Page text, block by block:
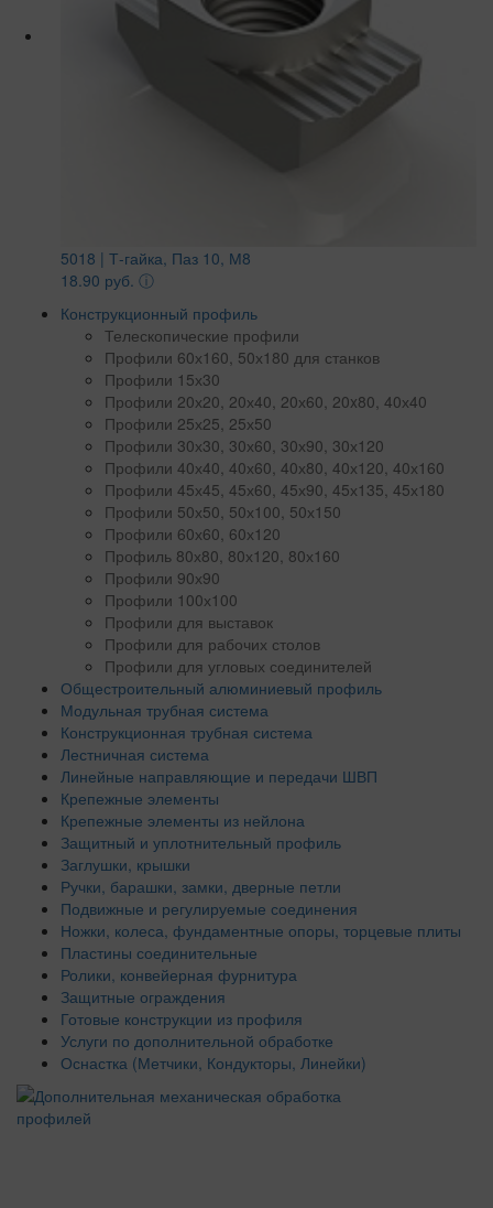
5018 | Т-гайка, Паз 10, М8
18.90 руб. ⓘ
Конструкционный профиль
Телескопические профили
Профили 60х160, 50х180 для станков
Профили 15х30
Профили 20х20, 20х40, 20х60, 20x80, 40х40
Профили 25х25, 25х50
Профили 30х30, 30х60, 30х90, 30х120
Профили 40х40, 40х60, 40х80, 40х120, 40х160
Профили 45х45, 45х60, 45х90, 45х135, 45х180
Профили 50х50, 50х100, 50х150
Профили 60х60, 60х120
Профиль 80х80, 80х120, 80х160
Профили 90х90
Профили 100х100
Профили для выставок
Профили для рабочих столов
Профили для угловых соединителей
Общестроительный алюминиевый профиль
Модульная трубная система
Конструкционная трубная система
Лестничная система
Линейные направляющие и передачи ШВП
Крепежные элементы
Крепежные элементы из нейлона
Защитный и уплотнительный профиль
Заглушки, крышки
Ручки, барашки, замки, дверные петли
Подвижные и регулируемые соединения
Ножки, колеса, фундаментные опоры, торцевые плиты
Пластины соединительные
Ролики, конвейерная фурнитура
Защитные ограждения
Готовые конструкции из профиля
Услуги по дополнительной обработке
Оснастка (Метчики, Кондукторы, Линейки)